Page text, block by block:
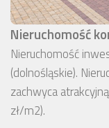
Nieruchomość
Nieruchomość
(dolnośląskie).
zachwyca
zł/m2).